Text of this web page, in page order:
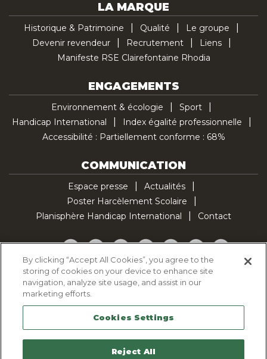
LA MARQUE
Historique & Patrimoine Qualité
Le groupe
Devenir revendeur
Recrutement
Liens
Manifeste RSE Clairefontaine Rhodia
ENGAGEMENTS
Environnement & écologie
Sport
Handicap International
Index égalité professionnelle
Accessibilité : Partiellement conforme : 68%
COMMUNICATION
Espace presse
Actualités
Poster Harcèlement Scolaire
Planisphère Handicap International
Contact
Facebook
TwitterYouTubePinterestInstagramLinkedInTikTok
Politique d'utilisation des cookies
Politique de confidentialité
Mentions légales
Plan du site
Contactez-nous
By clicking “Accept All Cookies”, you agree to the
storing of cookies on your device to enhance site
navigation, analyze site usage, and assist in our
marketing efforts.
Cookies Settings
Reject All